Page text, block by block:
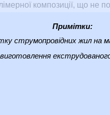
композиції, що не
Примітки:
струмопровідних жил на
екструдованого